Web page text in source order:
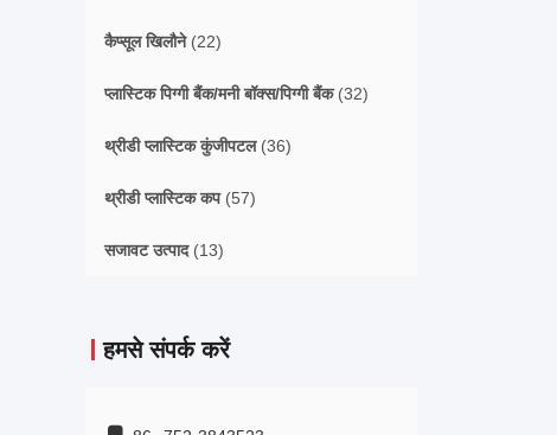
कैप्सूल खिलौने(22)
प्लास्टिक पिग्गी बैंक/मनी बॉक्स/पिग्गी बैंक(32)
थ्रीडी प्लास्टिक कुंजीपटल(36)
थ्रीडी प्लास्टिक कप(57)
सजावट उत्पाद(13)
हमसे संपर्क करें